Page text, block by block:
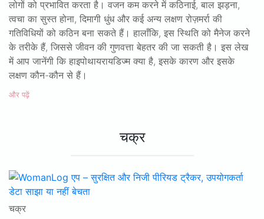
लोगों को प्रभावित करता है। वजन कम करने में कठिनाई, बाल झड़ना,
त्वचा का सुस्त होना, दिमागी धुंध और कई अन्य लक्षण रोज़मर्रा की
गतिविधियों को कठिन बना सकते हैं। हालाँकि, इस स्थिति को मैनेज करने
के तरीके हैं, जिससे जीवन की गुणवत्ता बेहतर की जा सकती है। इस लेख
में आप जानेंगी कि हाइपोथायरायडिज्म क्या है, इसके कारण और इसके
लक्षण कौन-कौन से हैं।
और पढ़ें
चक्र
चक्र